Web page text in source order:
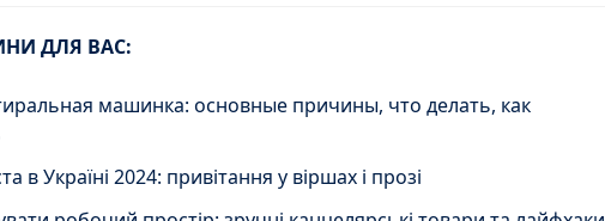
ДЛЯ ВАС:
машинка: основные причины, что делать, как
в Україні 2024: привітання у віршах і прозі